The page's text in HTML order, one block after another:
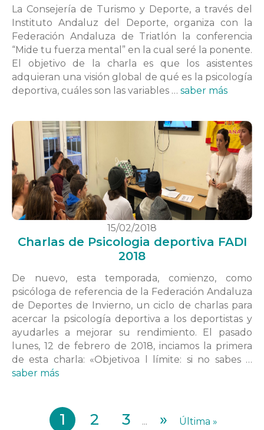
La Consejería de Turismo y Deporte, a través del
Instituto Andaluz del Deporte, organiza con la
Federación Andaluza de Triatlón la conferencia
“Mide tu fuerza mental” en la cual seré la ponente.
El objetivo de la charla es que los asistentes
adquieran una visión global de qué es la psicología
deportiva, cuáles son las variables … saber más
15/02/2018
Charlas de Psicologia deportiva FADI
2018
De nuevo, esta temporada, comienzo, como
psicóloga de referencia de la Federación Andaluza
de Deportes de Invierno, un ciclo de charlas para
acercar la psicología deportiva a los deportistas y
ayudarles a mejorar su rendimiento. El pasado
lunes, 12 de febrero de 2018, inciamos la primera
de esta charla: «Objetivoa l límite: si no sabes …
saber más
1 2 3 ... » Última »